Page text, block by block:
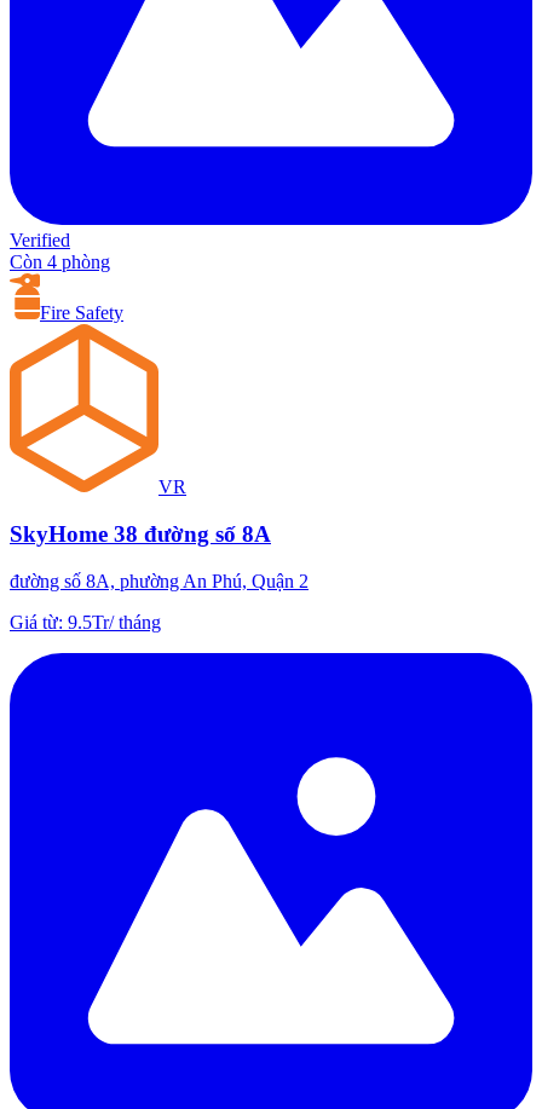
Verified
Còn 4 phòng
Fire Safety
VR
SkyHome 38 đường số 8A
đường số 8A, phường An Phú, Quận 2
Giá từ: 9.5Tr/tháng